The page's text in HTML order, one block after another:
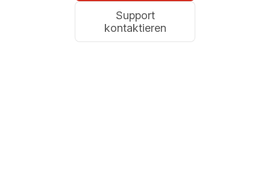
Support
kontaktieren